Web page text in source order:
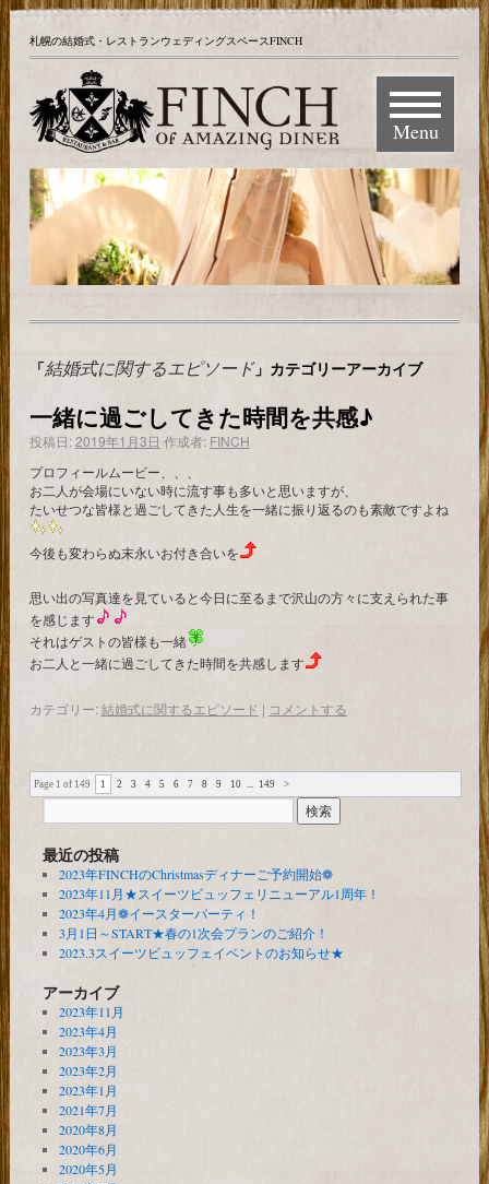
札幌の結婚式・レストランウェディングスペースFINCH
Menu
「結婚式に関するエピソード」カテゴリーアーカイブ
一緒に過ごしてきた時間を共感♪
投稿日:2019年1月3日 作成者: FINCH
プロフィールムービー、、、
お二人が会場にいない時に流す事も多いと思いますが、
たいせつな皆様と過ごしてきた人生を一緒に振り返るのも素敵ですよね
今後も変わらぬ末永いお付き合いを
思い出の写真達を見ていると今日に至るまで沢山の方々に支えられた事
を感じます
それはゲストの皆様も一緒
お二人と一緒に過ごしてきた時間を共感します
カテゴリー:結婚式に関するエピソード | コメントする
Page 1 of 149 1 2 3 4 5 6 7 8 9 10 ... 149 >
最近の投稿
2023年FINCHのChristmasディナーご予約開始❁
2023年11月★スイーツビュッフェリニューアル1周年！
2023年4月❁イースターパーティ！
3月1日～START★春の1次会プランのご紹介！
2023.3スイーツビュッフェイベントのお知らせ★
アーカイブ
2023年11月
2023年4月
2023年3月
2023年2月
2023年1月
2021年7月
2020年8月
2020年6月
2020年5月